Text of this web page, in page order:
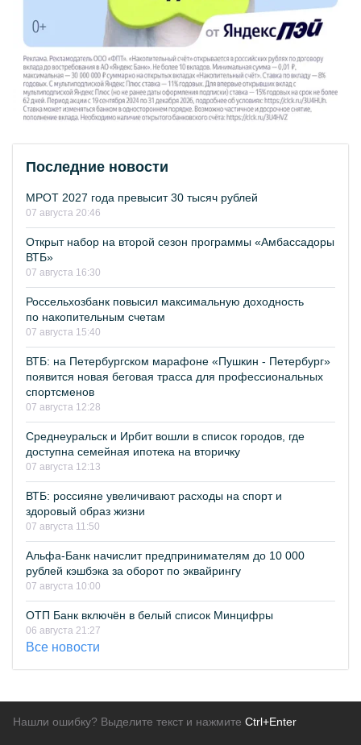
Последние новости
МРОТ 2027 года превысит 30 тысяч рублей
07 августа 20:46
Открыт набор на второй сезон программы «Амбассадоры
ВТБ»
07 августа 16:30
Россельхозбанк повысил максимальную доходность
по накопительным счетам
07 августа 15:40
ВТБ: на Петербургском марафоне «Пушкин - Петербург»
появится новая беговая трасса для профессиональных
спортсменов
07 августа 12:28
Среднеуральск и Ирбит вошли в список городов, где
доступна семейная ипотека на вторичку
07 августа 12:13
ВТБ: россияне увеличивают расходы на спорт и
здоровый образ жизни
07 августа 11:50
Альфа-Банк начислит предпринимателям до 10 000
рублей кэшбэка за оборот по эквайрингу
07 августа 10:00
ОТП Банк включён в белый список Минцифры
06 августа 21:27
Все новости
Нашли ошибку? Выделите текст и нажмите Ctrl+Enter